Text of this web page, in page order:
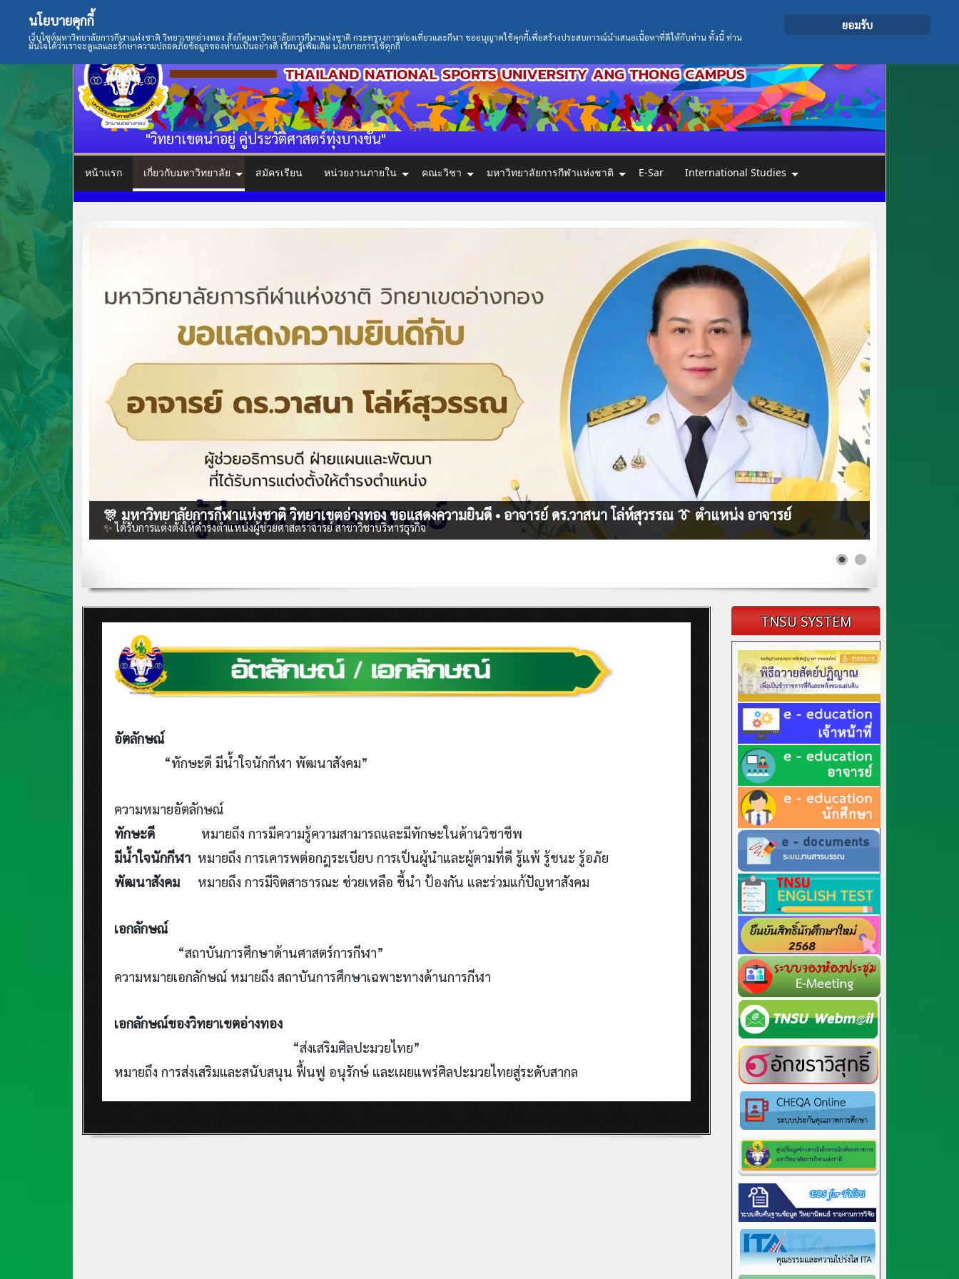
"วิทยาเขตน่าอยู่ คู่ประวัติศาสตร์ทุ่งบางขัน"
หน้าแรก เกี่ยวกับมหาวิทยาลัย สมัครเรียน หน่วยงานภายใน คณะวิชา มหาวิทยาลัยการกีฬาแห่งชาติ E-Sar International Studies
🎊 มหาวิทยาลัยการกีฬาแห่งชาติ วิทยาเขตอ่างทอง ขอแสดงความยินดี • อาจารย์ ดร.วาสนา โล่ห์สุวรรณ 👔 ตำแหน่ง อาจารย์
✨ ได้รับการแต่งตั้งให้ดำรงตำแหน่งผู้ช่วยศาสตราจารย์ สาขาวิชาบริหารธุรกิจ
TNSU SYSTEM
อัตลักษณ์
“ทักษะดี มีน้ำใจนักกีฬา พัฒนาสังคม”
ความหมายอัตลักษณ์
ทักษะดี
หมายถึง การมีความรู้ความสามารถและมีทักษะในด้านวิชาชีพ
มีน้ำใจนักกีฬา หมายถึง การเคารพต่อกฎระเบียบ การเป็นผู้นำและผู้ตามที่ดี รู้แพ้ รู้ชนะ รู้อภัย
พัฒนาสังคม หมายถึง การมีจิตสาธารณะ ช่วยเหลือ ชี้นำ ป้องกัน และร่วมแก้ปัญหาสังคม
เอกลักษณ์
“สถาบันการศึกษาด้านศาสตร์การกีฬา”
ความหมายเอกลักษณ์ หมายถึง สถาบันการศึกษาเฉพาะทางด้านการกีฬา
เอกลักษณ์ของวิทยาเขตอ่างทอง
“ส่งเสริมศิลปะมวยไทย”
หมายถึง การส่งเสริมและสนับสนุน ฟื้นฟู อนุรักษ์ และเผยแพร่ศิลปะมวยไทยสู่ระดับสากล
นโยบายคุกกี้
เว็บไซต์มหาวิทยาลัยการกีฬาแห่งชาติ วิทยาเขตอ่างทอง สังกัดมหาวิทยาลัยการกีฬาแห่งชาติ กระทรวงการท่องเที่ยวและกีฬา ขออนุญาตใช้คุกกี้เพื่อสร้างประสบการณ์นำเสนอเนื้อหาที่ดีให้กับท่าน ทั้งนี้ ท่าน
มั่นใจได้ว่าเราจะดูแลและรักษาความปลอดภัยข้อมูลของท่านเป็นอย่างดี เรียนรู้เพิ่มเติม นโยบายการใช้คุกกี้
ยอมรับ